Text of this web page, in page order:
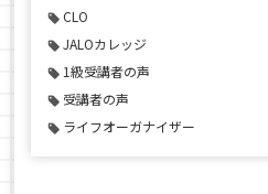
CLO
JALOカレッジ
1級受講者の声
受講者の声
ライフオーガナイザー